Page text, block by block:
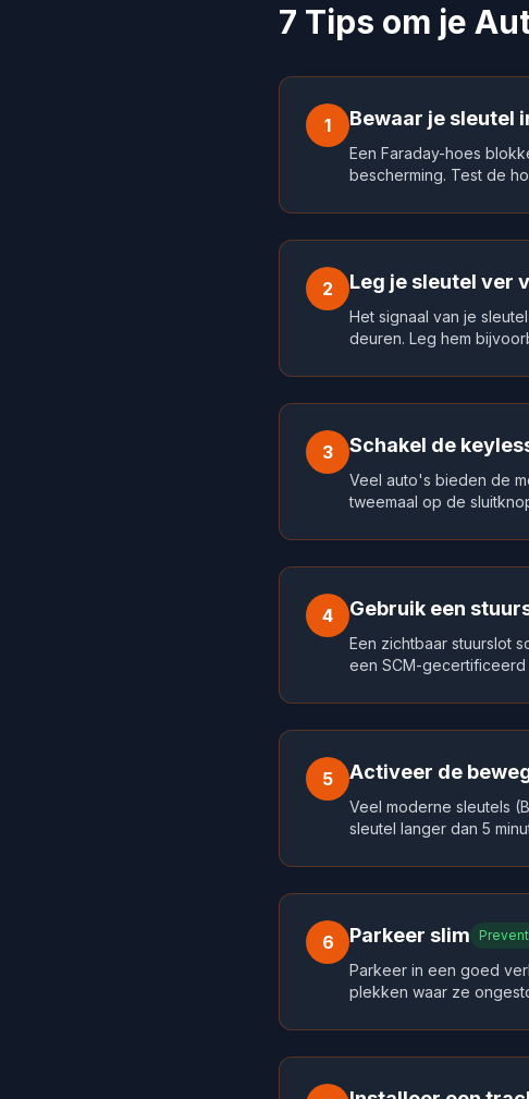
7 Tips om je
1 Bewaar je sleutel
Een Faraday-hoes
bescherming. Test de
2 Leg je sleutel ver
Het signaal van je
deuren. Leg hem
3 Schakel de
Veel auto's bieden de
tweemaal op de
4 Gebruik een
Een zichtbaar stuurslot
een SCM-gecertificeerd
5 Activeer de
Veel moderne sleutels
sleutel langer dan 5
6 Parkeer slim
Parkeer in een goed
plekken waar ze